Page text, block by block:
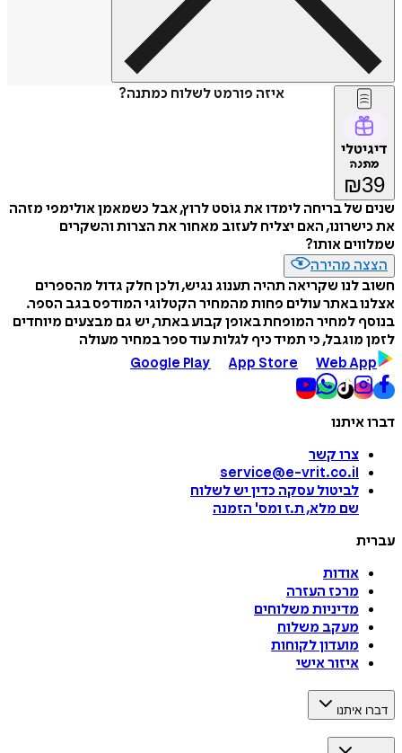
איזה פורמט לשלוח כמתנה?
דיגיטלי
מתנה
₪39
שנים של בריחה לימדו את גוֹסט לרוץ, אבל כשמאמן אולימפי מזהה
את כישרונו, האם יצליח לעזוב מאחור את הצרות והשקרים
שמלווים אותו?
הצצה מהירה
חשוב לנו שקריאה תהיה תענוג נגיש, ולכן חלק גדול מהספרים
אצלנו באתר עולים פחות מהמחיר הקטלוגי המודפס בגב הספר.
בנוסף למחיר המופחת באופן קבוע באתר, יש גם מבצעים מיוחדים
לזמן מוגבל, כי תמיד כיף לגלות עוד ספר במחיר מעולה
Google Play
App Store Web App
דברו איתנו
צרו קשר
service@e-vrit.co.il
לביטול עסקה כדין יש לשלוח
שם מלא, ת.ז ומס' הזמנה
עברית
אודות
מרכז העזרה
מדיניות משלוחים
מעקב משלוח
מועדון לקוחות
איזור אישי
דברו איתנו